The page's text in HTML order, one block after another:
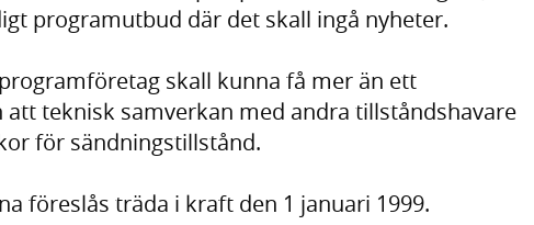
programutbud där det skall ingå nyheter.
skall kunna få mer än ett
teknisk samverkan med andra tillståndshavare
för sändningstillstånd.
föreslås träda i kraft den 1 januari 1999.